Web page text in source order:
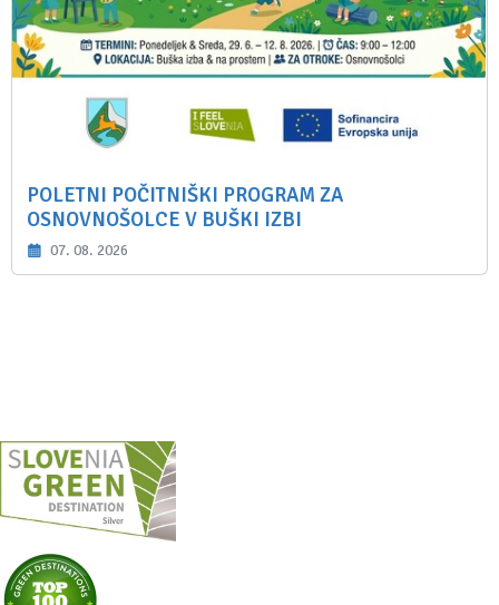
POLETNI POČITNIŠKI PROGRAM ZA
OSNOVNOŠOLCE V BUŠKI IZBI
07. 08. 2026